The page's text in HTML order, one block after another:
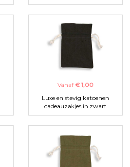
Vanaf € 1,00
Luxe en stevig katoenen
cadeauzakjes in zwart